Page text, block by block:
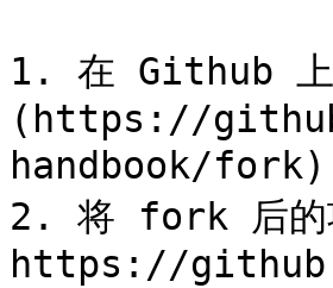
1. 在 Github
(https://
handbook/fork)
2. 将 fork 后的
https://